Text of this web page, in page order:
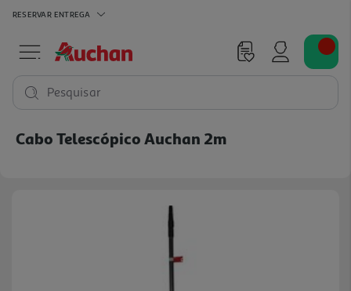
RESERVAR ENTREGA
Pesquisar
Cabo Telescópico Auchan 2m